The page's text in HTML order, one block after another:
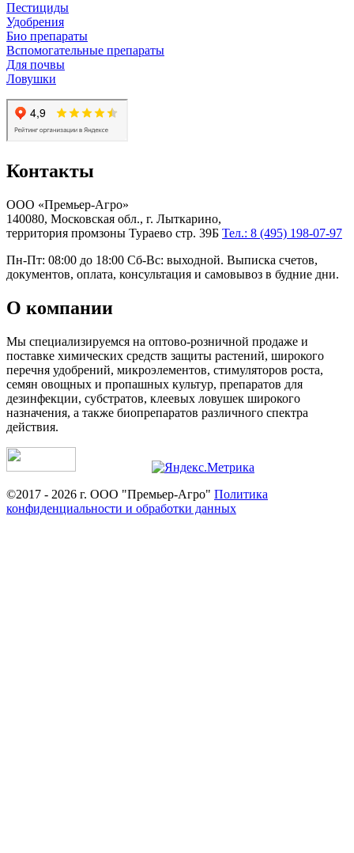
Пестициды
Удобрения
Био препараты
Вспомогательные препараты
Для почвы
Ловушки
Контакты
ООО «Премьер-Агро»
140080, Московская обл., г. Лыткарино,
территория промзоны Тураево стр. 39Б Тел.: 8 (495) 198-07-97
Пн-Пт: 08:00 до 18:00 Сб-Вс: выходной. Выписка счетов,
документов, оплата, консультация и самовывоз в будние дни.
О компании
Мы специализируемся на оптово-розничной продаже и
поставке химических средств защиты растений, широкого
перечня удобрений, микроэлементов, стимуляторов роста,
семян овощных и пропашных культур, препаратов для
дезинфекции, субстратов, клеевых ловушек широкого
назначения, а также биопрепаратов различного спектра
действия.
©2017 - 2026 г. ООО "Премьер-Агро" Политика
конфиденциальности и обработки данных